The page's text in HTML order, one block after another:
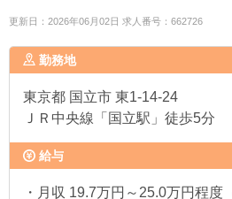
更新日：2026年06月02日 求人番号：662726
勤務地
東京都 国立市 東1-14-24
ＪＲ中央線「国立駅」徒歩5分
給与
・月収 19.7万円～25.0万円程